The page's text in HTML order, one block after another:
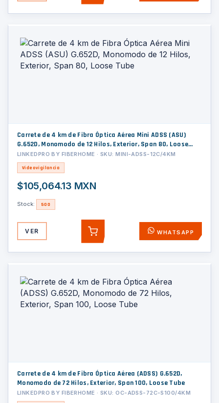
Carrete de 4 km de Fibra Óptica Aérea Mini ADSS (ASU)
G.652D, Monomodo de 12 Hilos, Exterior, Span 80, Loose
Tube
LINKEDPRO BY FIBERHOME · SKU: MINI-ADSS-12C/4KM
Videovigilancia
$105,064.13 MXN
Stock: 500
VER AGREGAR WHATSAPP
Carrete de 4 km de Fibra Óptica Aérea (ADSS) G.652D,
Monomodo de 72 Hilos, Exterior, Span 100, Loose Tube
LINKEDPRO BY FIBERHOME · SKU: OC-ADSS-72C-S100/4KM